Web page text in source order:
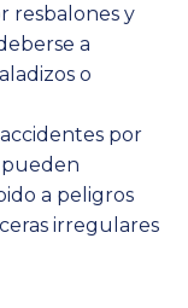
resbalones y
a
o
accidentes por
pueden
a peligros
irregulares